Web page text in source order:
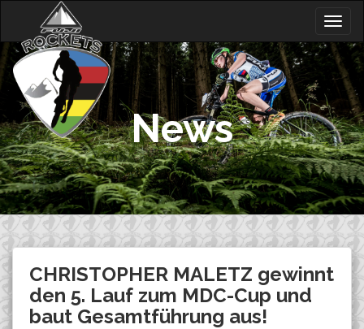
content
News
CHRISTOPHER MALETZ gewinnt
den 5. Lauf zum MDC-Cup und
baut Gesamtführung aus!